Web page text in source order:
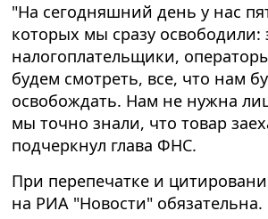
"На сегодняшний день у нас
которых мы сразу
налогоплательщики,
будем смотреть, все, что нам
освобождать. Нам не нужна
мы точно знали, что товар
подчеркнул глава ФНС.
При перепечатке и
на РИА "Новости"